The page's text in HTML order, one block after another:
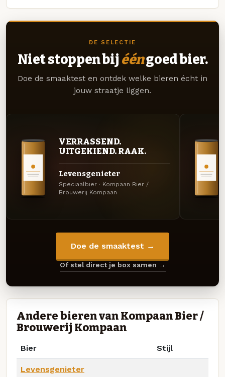
DE SELECTIE
Niet stoppen bij ééngoed bier.
Doe de smaaktest en ontdek welke bieren écht in
jouw straatje liggen.
VERRASSEND.
UITGEKIEND. RAAK.
Levensgenieter
Speciaalbier · Kompaan Bier /
Brouwerij Kompaan
Doe de smaaktest →
Of stel direct je box samen →
Andere bieren van Kompaan Bier /
Brouwerij Kompaan
Bier Stijl
Levensgenieter